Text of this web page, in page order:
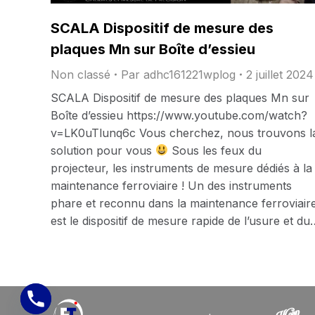
SCALA Dispositif de mesure des
plaques Mn sur Boîte d’essieu
Non classé Par adhc161221wplog
2 juillet 2024
SCALA Dispositif de mesure des plaques Mn sur
Boîte d’essieu https://www.youtube.com/watch?
v=LK0uTlunq6c Vous cherchez, nous trouvons
solution pour vous
Sous les feux du
projecteur, les instruments de mesure dédiés à la
maintenance ferroviaire ! Un des instruments
phare et reconnu dans la maintenance
est le dispositif de mesure rapide de l’usure et